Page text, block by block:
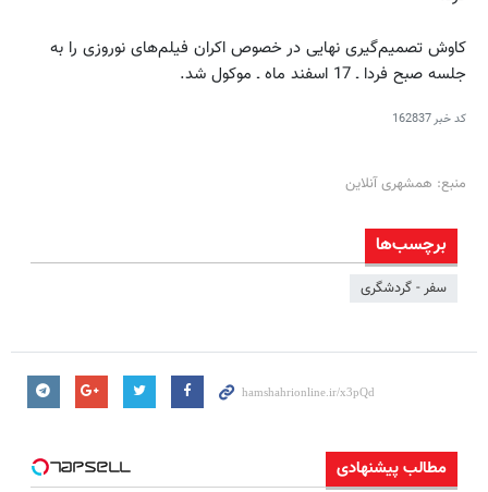
کاوش تصمیم‌گیری نهایی در خصوص اکران فیلم‌های نوروزی را به
جلسه صبح فردا ـ 17 اسفند ماه ـ موکول شد.
کد خبر162837
منبع: همشهری آنلاین
برچسب‌ها
سفر - گردشگری
مطالب پیشنهادی